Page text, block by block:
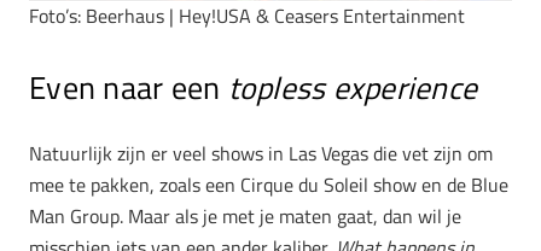
Foto’s: Beerhaus | Hey!USA & Ceasers Entertainment
Even naar een topless experience
Natuurlijk zijn er veel shows in Las Vegas die vet zijn om
mee te pakken, zoals een Cirque du Soleil show en de Blue
Man Group. Maar als je met je maten gaat, dan wil je